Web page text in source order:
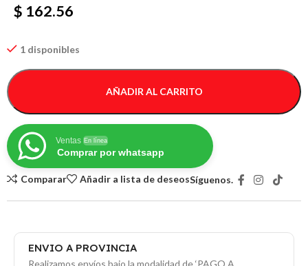
$ 162.56
1 disponibles
AÑADIR AL CARRITO
Ventas En línea
Comprar por whatsapp
Comparar Añadir a lista de deseosSíguenos.
ENVIO A PROVINCIA